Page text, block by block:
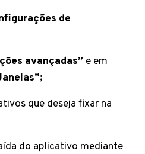
de
avançadas” e em
que deseja fixar na
do aplicativo mediante